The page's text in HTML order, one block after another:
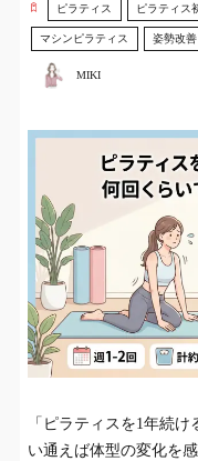
ピラティス ピラティス
マシンピラティス 姿勢改善
MIKI
「ピラティスを1年続
い通えば体型の変化を